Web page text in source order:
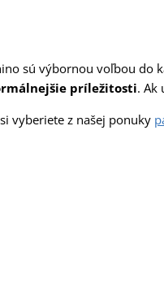
sú výbornou voľbou do
príležitosti. Ak
vyberiete z našej ponuky